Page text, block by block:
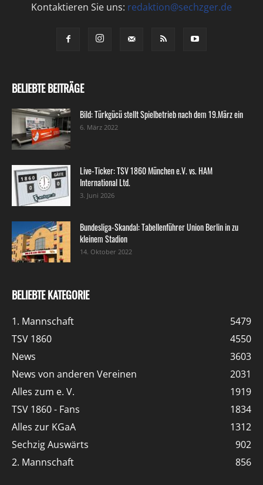
Kontaktieren Sie uns: redaktion@sechzger.de
BELIEBTE BEITRÄGE
Bild: Türkgücü stellt Spielbetrieb nach dem 19.März ein
6. März 2022
Live-Ticker: TSV 1860 München e.V. vs. HAM
International Ltd.
3. Juni 2026
Bundesliga-Skandal: Tabellenführer Union Berlin in zu
kleinem Stadion
14. Oktober 2022
BELIEBTE KATEGORIE
1. Mannschaft
5479
TSV 1860
4550
News
3603
News von anderen Vereinen
2031
Alles zum e. V.
1919
TSV 1860 - Fans
1834
Alles zur KGaA
1312
Sechzig Auswärts
902
2. Mannschaft
856